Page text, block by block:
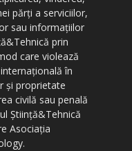
părți a serviciilor,
sau informațiilor
prin
care violează
în
și proprietate
civilă sau penală
Știință&Tehnică
Asociația